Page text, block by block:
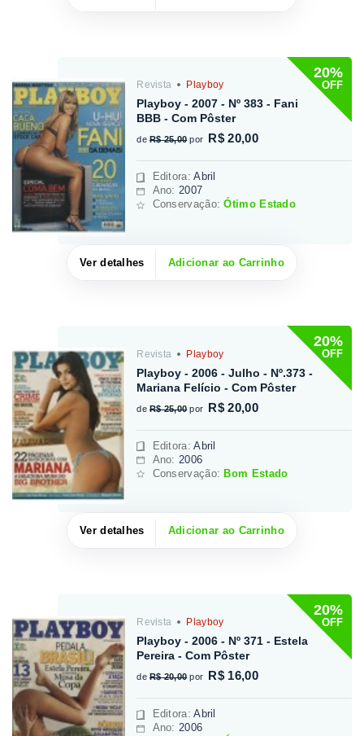
20%
OFF
Revista Playboy
Playboy - 2007 - Nº 383 - Fani
BBB - Com Pôster
de R$ 25,00 por R$ 20,00
Editora:Abril
Ano: 2007
Conservação:Ótimo Estado
Ver detalhes Adicionar ao Carrinho
20%
OFF
Revista Playboy
Playboy - 2006 - Julho - Nº.373 -
Mariana Felício - Com Pôster
de R$ 25,00 por R$ 20,00
Editora:Abril
Ano: 2006
Conservação:Bom Estado
Ver detalhes Adicionar ao Carrinho
20%
OFF
Revista Playboy
Playboy - 2006 - Nº 371 - Estela
Pereira - Com Pôster
de R$ 20,00 por R$ 16,00
Editora:Abril
Ano: 2006